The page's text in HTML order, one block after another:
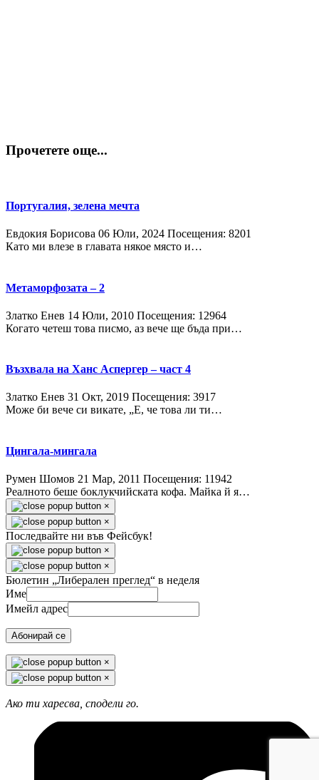
Прочетете още...
Португалия, зелена мечта
Евдокия Борисова 06 Юли, 2024 Посещения: 8201
Като ми влезе в главата някое място и…
Метаморфозата – 2
Златко Енев 14 Юли, 2010 Посещения: 12964
Когато четеш това писмо, аз вече ще бъда при…
Възхвала на Ханс Аспергер – част 4
Златко Енев 31 Окт, 2019 Посещения: 3917
Може би вече си викате, „Е, че това ли ти…
Цингала-мингала
Румен Шомов 21 Мар, 2011 Посещения: 11942
Реалното беше боклукчийската кофа. Майка й я…
×
×
Последвайте ни във Фейсбук!
×
×
Бюлетин „Либерален преглед“ в неделя
Име
Имейл адрес
Абонирай се
×
×
Ако ти харесва, сподели го.